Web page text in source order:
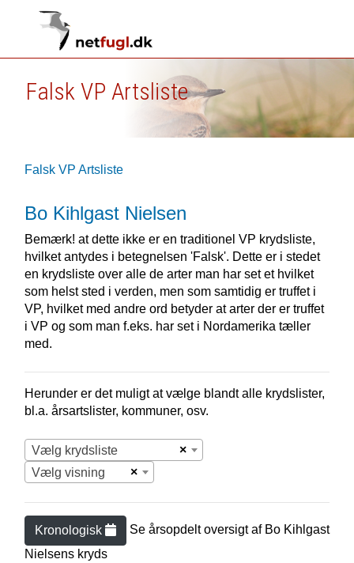
Falsk VP Artsliste
Falsk VP Artsliste
Bo Kihlgast Nielsen
Bemærk! at dette ikke er en traditionel VP krydsliste,
hvilket antydes i betegnelsen 'Falsk'. Dette er i stedet
en krydsliste over alle de arter man har set et hvilket
som helst sted i verden, men som samtidig er truffet i
VP, hvilket med andre ord betyder at arter der er truffet
i VP og som man f.eks. har set i Nordamerika tæller
med.
Herunder er det muligt at vælge blandt alle krydslister,
bl.a. årsartslister, kommuner, osv.
×
Vælg krydsliste
×
Vælg visning
Kronologisk Se årsopdelt oversigt af Bo Kihlgast
Nielsens kryds